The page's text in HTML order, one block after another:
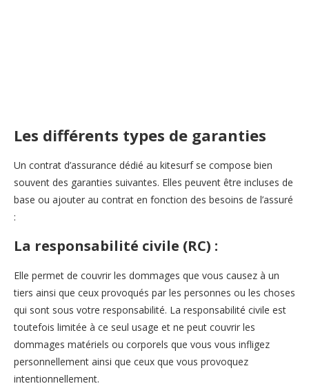
Les différents types de garanties
Un contrat d’assurance dédié au kitesurf se compose bien
souvent des garanties suivantes. Elles peuvent être incluses de
base ou ajouter au contrat en fonction des besoins de l’assuré
:
La responsabilité civile (RC) :
Elle permet de couvrir les dommages que vous causez à un
tiers ainsi que ceux provoqués par les personnes ou les choses
qui sont sous votre responsabilité. La responsabilité civile est
toutefois limitée à ce seul usage et ne peut couvrir les
dommages matériels ou corporels que vous vous infligez
personnellement ainsi que ceux que vous provoquez
intentionnellement.